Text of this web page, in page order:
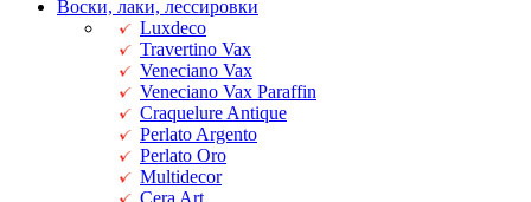
Воски, лаки, лессировки
Luxdeco
Travertino Vax
Veneciano Vax
Veneciano Vax Paraffin
Craquelure Antique
Perlato Argento
Perlato Oro
Multidecor
Cera Art